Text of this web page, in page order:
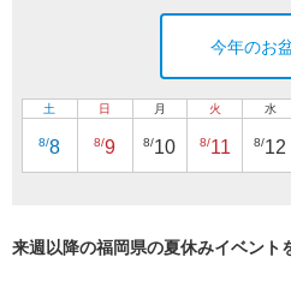
今年のお
土
8/8
日
8/9
月
8/10
火
8/11
水
8/12
来週以降の福岡県の夏休みイベント